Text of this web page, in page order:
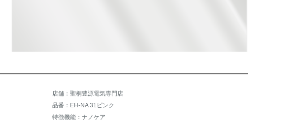
店舗：聖桐豊源電気専門店
品番：EH-NA 31ピンク
特徴機能：ナノケア